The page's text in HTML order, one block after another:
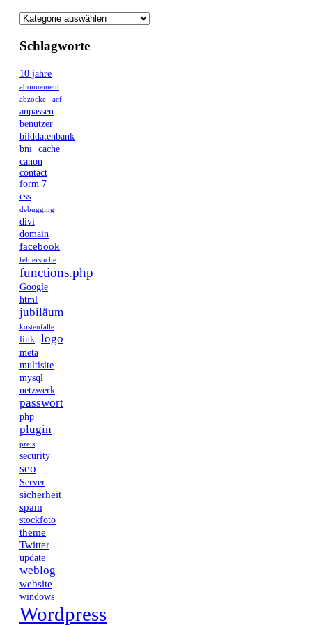
Schlagworte
10 jahre
abonnement
abzocke
acf
anpassen
benutzer
bilddatenbank
bni
cache
canon
contact
form 7
css
debugging
divi
domain
facebook
fehlersuche
functions.php
Google
html
jubiläum
kostenfalle
link logo
meta
multisite
mysql
netzwerk
passwort
php
plugin
preis
security
seo
Server
sicherheit
spam
stockfoto
theme
Twitter
update
weblog
website
windows
Wordpress